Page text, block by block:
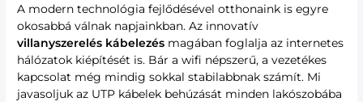
A modern technológia fejlődésével otthonaink is egyre
okosabbá válnak napjainkban. Az innovatív
villanyszerelés kábelezés magában foglalja az internetes
hálózatok kiépítését is. Bár a wifi népszerű, a vezetékes
kapcsolat még mindig sokkal stabilabbnak számít. Mi
javasoljuk az UTP kábelek behúzását minden lakószobába